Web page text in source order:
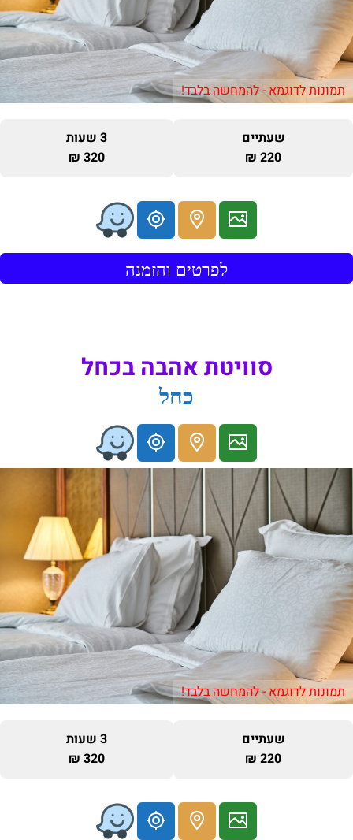
תמונות לדוגמא - להמחשה בלבד!
שעתיים
220 ₪
3 שעות
320 ₪
לפרטים והזמנה
סוויטת אהבה בכחל
כחל
תמונות לדוגמא - להמחשה בלבד!
שעתיים
220 ₪
3 שעות
320 ₪